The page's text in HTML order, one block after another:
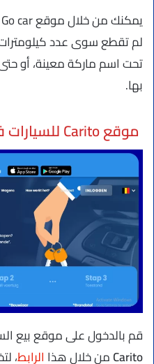
لم تقطع سوى عدد كيلومترات
تحت اسم ماركة معينة، أو
بها.
موقع Carito للسيارات في بلجيكا
قم بالدخول على موقع بيع
Caritoمن خلال هذا الرابط،